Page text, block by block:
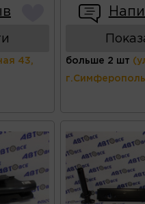
43, больше 2 шт